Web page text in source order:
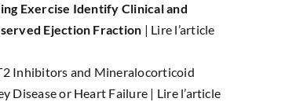
Exercise Identify Clinical and
Ejection Fraction | Lire l’article
Inhibitors and Mineralocorticoid
Disease or Heart Failure | Lire l’article